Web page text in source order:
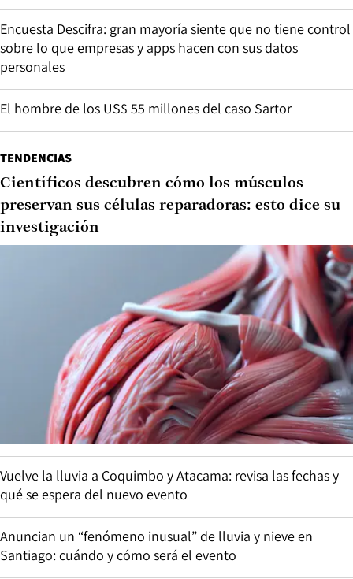
Encuesta Descifra: gran mayoría siente que no tiene control
sobre lo que empresas y apps hacen con sus datos
personales
El hombre de los US$ 55 millones del caso Sartor
TENDENCIAS
Científicos descubren cómo los músculos
preservan sus células reparadoras: esto dice su
investigación
Vuelve la lluvia a Coquimbo y Atacama: revisa las fechas y
qué se espera del nuevo evento
Anuncian un “fenómeno inusual” de lluvia y nieve en
Santiago: cuándo y cómo será el evento